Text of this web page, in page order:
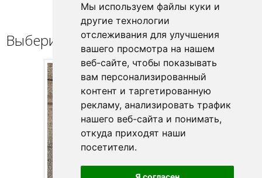
Мы используем файлы куки и
другие технологии
отслеживания для улучшения
вашего просмотра на нашем
веб-сайте, чтобы показывать
вам персонализированный
контент и таргетированную
рекламу, анализировать трафик
нашего веб-сайта и понимать,
откуда приходят наши
посетители.
Выберите профиль / петли